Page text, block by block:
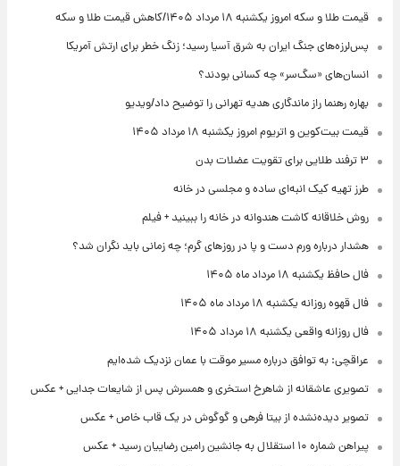
قیمت طلا و سکه امروز یکشنبه ۱۸ مرداد ۱۴۰۵/کاهش قیمت طلا و سکه
پس‌لرزه‌های جنگ ایران به شرق آسیا رسید؛ زنگ خطر برای ارتش آمریکا
انسان‌های «سگ‌سر» چه کسانی بودند؟
بهاره رهنما راز ماندگاری هدیه تهرانی را توضیح داد/ویدیو
قیمت بیت‌کوین و اتریوم امروز یکشنبه ۱۸ مرداد ۱۴۰۵
۳ ترفند طلایی برای تقویت عضلات بدن
طرز تهیه کیک انبه‌ای ساده و مجلسی در خانه
روش خلاقانه کاشت هندوانه در خانه را ببینید + فیلم
هشدار درباره ورم دست و پا در روزهای گرم؛ چه زمانی باید نگران شد؟
فال حافظ یکشنبه ۱۸ مرداد ماه ۱۴۰۵
فال قهوه روزانه یکشنبه ۱۸ مرداد ماه ۱۴۰۵
فال روزانه واقعی یکشنبه ۱۸ مرداد ۱۴۰۵
عراقچی: به توافق درباره مسیر موقت با عمان نزدیک شده‌ایم
تصویری عاشقانه از شاهرخ استخری و همسرش پس از شایعات جدایی + عکس
تصویر دیده‌نشده از بیتا فرهی و گوگوش در یک قاب خاص + عکس
پیراهن شماره ۱۰ استقلال به جانشین رامین رضاییان رسید + عکس